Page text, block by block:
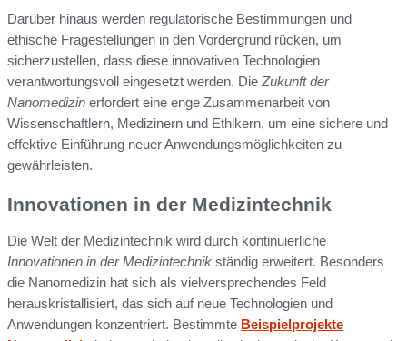
Darüber hinaus werden regulatorische Bestimmungen und
ethische Fragestellungen in den Vordergrund rücken, um
sicherzustellen, dass diese innovativen Technologien
verantwortungsvoll eingesetzt werden. Die Zukunft der
Nanomedizin erfordert eine enge Zusammenarbeit von
Wissenschaftlern, Medizinern und Ethikern, um eine sichere und
effektive Einführung neuer Anwendungsmöglichkeiten zu
gewährleisten.
Innovationen in der Medizintechnik
Die Welt der Medizintechnik wird durch kontinuierliche
Innovationen in der Medizintechnik ständig erweitert. Besonders
die Nanomedizin hat sich als vielversprechendes Feld
herauskristallisiert, das sich auf neue Technologien und
Anwendungen konzentriert. Bestimmte Beispielprojekte